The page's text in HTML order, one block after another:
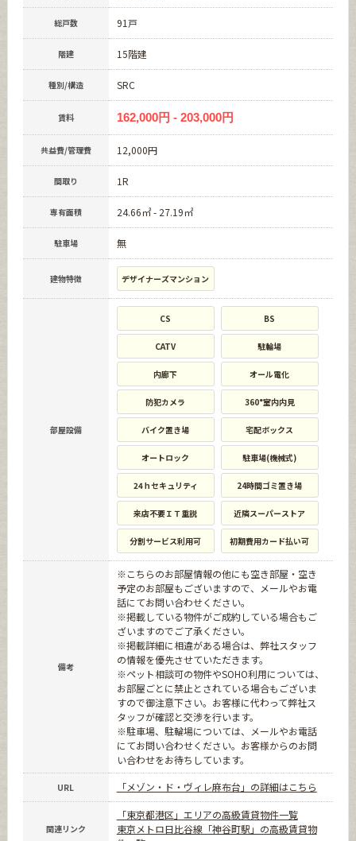
総戸数 91戸
階建 15階建
種別/構造 SRC
賃料 162,000円 - 203,000円
共益費/管理費 12,000円
間取り 1R
専有面積 24.66㎡ - 27.19㎡
駐車場 無
建物特徴 デザイナーズマンション
部屋設備
CS BS
CATV 駐輪場
内廊下 オール電化
防犯カメラ 360°室内内見
バイク置き場 宅配ボックス
オートロック 駐車場(機械式)
24ｈセキュリティ 24時間ゴミ置き場
来店不要ＩＴ重説 近隣スーパーストア
分割サービス利用可 初期費用カード払い可
備考
※こちらのお部屋情報の他にも空き部屋・空き
予定のお部屋もございますので、メールやお電
話にてお問い合わせください。
※掲載している物件がご成約している場合もご
ざいますのでご了承ください。
※掲載詳細に相違がある場合は、弊社スタッフ
の情報を優先させていただきます。
※ペット相談可の物件やSOHO利用については、
お部屋ごとに禁止とされている場合もございま
すので御注意下さい。お客様に代わって弊社ス
タッフが確認と交渉を行います。
※駐車場、駐輪場については、メールやお電話
にてお問い合わせください。お客様からのお問
い合わせをお待ちしています。
URL 「メゾン・ド・ヴィレ麻布台」の詳細はこちら
関連リンク
「東京都港区」エリアの高級賃貸物件一覧
東京メトロ日比谷線「神谷町駅」の高級賃貸物